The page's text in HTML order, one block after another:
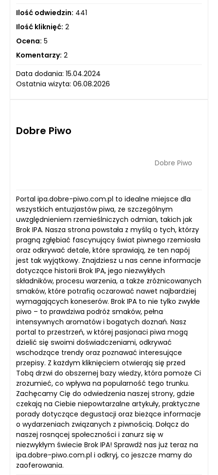
Ilość odwiedzin: 441
Ilość kliknięć: 2
Ocena: 5
Komentarzy: 2
Data dodania: 15.04.2024
Ostatnia wizyta: 06.08.2026
Dobre Piwo
Dobre Piwo
Portal ipa.dobre-piwo.com.pl to idealne miejsce dla
wszystkich entuzjastów piwa, ze szczególnym
uwzględnieniem rzemieślniczych odmian, takich jak
Brok IPA. Nasza strona powstała z myślą o tych, którzy
pragną zgłębiać fascynujący świat piwnego rzemiosła
oraz odkrywać detale, które sprawiają, że ten napój
jest tak wyjątkowy. Znajdziesz u nas cenne informacje
dotyczące historii Brok IPA, jego niezwykłych
składników, procesu warzenia, a także zróżnicowanych
smaków, które potrafią oczarować nawet najbardziej
wymagających koneserów. Brok IPA to nie tylko zwykłe
piwo – to prawdziwa podróż smaków, pełna
intensywnych aromatów i bogatych doznań. Nasz
portal to przestrzeń, w której pasjonaci piwa mogą
dzielić się swoimi doświadczeniami, odkrywać
wschodzące trendy oraz poznawać interesujące
przepisy. Z każdym kliknięciem otwierają się przed
Tobą drzwi do obszernej bazy wiedzy, która pomoże Ci
zrozumieć, co wpływa na popularność tego trunku.
Zachęcamy Cię do odwiedzenia naszej strony, gdzie
czekają na Ciebie niepowtarzalne artykuły, praktyczne
porady dotyczące degustacji oraz bieżące informacje
o wydarzeniach związanych z piwnością. Dołącz do
naszej rosnącej społeczności i zanurz się w
niezwykłym świecie Brok IPA! Sprawdź nas już teraz na
ipa.dobre-piwo.com.pl i odkryj, co jeszcze mamy do
zaoferowania.